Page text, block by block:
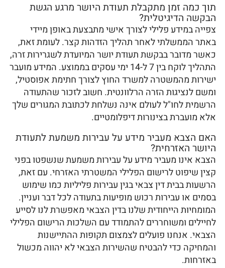
תוך כמה זמן מתקבלת תעודת היושר מרגע הגשת
הבקשה הדיגיטלית?
צפייה במידע פלילי לצורך אישי מתבצעת באופן מיידי
באתר הממשלתי לאחר תהליך הזדהות קצר. לעומת זאת,
כאשר מדובר בבקשת תעודת יושר המיועדת לשגרירות זרה,
התהליך לוקח בין 7 ל-14 ימי עסקים בממוצע. המידע מועבר
ישירות מהמשטרה למשרד החוץ לצורך חתימת אפוסטיל,
ומשם לנציגות הזרה הרלוונטית. חשוב לזכור שהתעודה
הרשמית לחו"ל לעולם אינה נשלחת לכתובת המגורים שלך
אלא מועברת בצינורות דיפלומטיים.
האם הצבא מעביר מידע על עבירות משמעת לתעודת
היושר האזרחית?
הצבא אינו מעביר מידע על עבירות משמעת שנשפטו בפני
קצין שיפוט לרישום הפלילי המשטרתי האזרחי. עם זאת,
הרשעות בבית דין צבאי בגין עבירות פליליות כמו שימוש
בסמים או עבירות רכוש מופיעות בתעודה לכל דבר ועניין.
המומחיות הייחודית שלנו בדין הצבאי מאפשרת לנו לסייע
לחיילים ומשוחררים להתמודד עם השלכות הרישום הפלילי
הצבאי. אנחנו פועלים לצמצום תקופות ההתיישנות
והמחיקה כדי להבטיח שהשירות הצבאי לא יהווה מכשול
באזרחות.